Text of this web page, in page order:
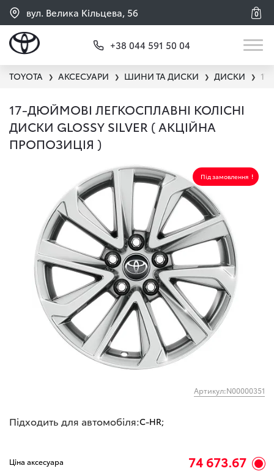
вул. Велика Кільцева, 56 0
+38 044 591 50 04
TOYOTA ❯ АКСЕСУАРИ ❯ ШИНИ ТА ДИСКИ ❯ ДИСКИ ❯
17-ДЮЙМОВІ ЛЕГКОСПЛАВНІ КОЛІСНІ
ДИСКИ GLOSSY SILVER ( АКЦІЙНА
ПРОПОЗИЦІЯ )
Під замовлення
Артикул:N00000351
Підходить для автомобіля:C-HR;
Ціна аксесуара 74 673.67